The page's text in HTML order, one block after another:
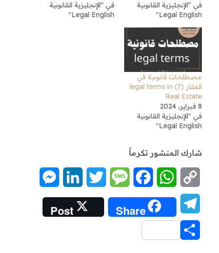
في "الإنجليزية القانونية
Legal English"
في "الإنجليزية القانونية
Legal English"
مصطلحات قانونية في
العقار (7) legal terms in
Real Estate
8 فبراير، 2024
في "الإنجليزية القانونية
Legal English"
شارك المنشور تكرماً
Copy
Link
WhatsApp
Facebook
Message
Twitter
LinkedIn
Telegram
Share
Post